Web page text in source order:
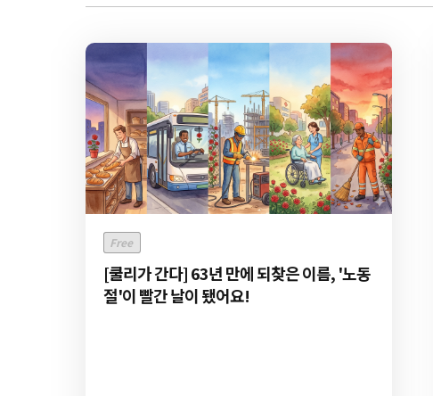
Free
[쿨리가 간다] 63년 만에 되찾은 이름, '노동
절'이 빨간 날이 됐어요!